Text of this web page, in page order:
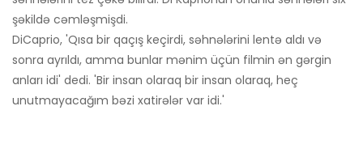
şəkildə cəmləşmişdi.
DiCaprio, 'Qısa bir qaçış keçirdi, səhnələrini lentə aldı və
sonra ayrıldı, amma bunlar mənim üçün filmin ən gərgin
anları idi' dedi. 'Bir insan olaraq bir insan olaraq, heç
unutmayacağım bəzi xatirələr var idi.'